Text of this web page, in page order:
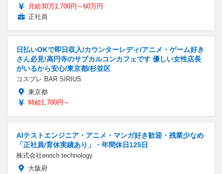
月給30万1,700円～60万円
正社員
日払いOKで即日収入/カウンターレディ/アニメ・ゲーム好き
さん必見!高円寺のサブカルコンカフェです 優しい女性店長
がいるから安心/東京都/杉並区
コスプレ BAR SIRIUS
東京都
時給1,700円～
AIテストエンジニア・アニメ・マンガ好き歓迎・残業少なめ
「正社員/育休実績あり」・年間休日125日
株式会社enrich technology
大阪府